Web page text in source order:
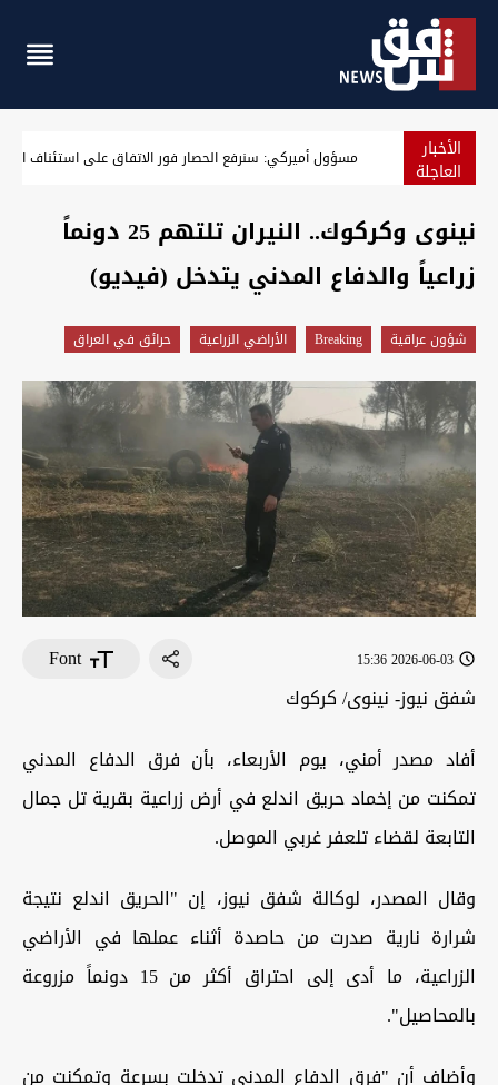
الأخبار
العاجلة اعتقال مدير بلدية الناصرية الأسبق والعثور على 600 معاملة قطعة أرض
نينوى وكركوك.. النيران تلتهم 25 دونماً
زراعياً والدفاع المدني يتدخل (فيديو)
شؤون عراقية Breaking الأراضي الزراعية حرائق في العراق
2026-06-03 15:36
Font
شفق نيوز- نينوى/ كركوك
أفاد مصدر أمني، يوم الأربعاء، بأن فرق الدفاع المدني
تمكنت من إخماد حريق اندلع في أرض زراعية بقرية تل جمال
التابعة لقضاء تلعفر غربي الموصل.
وقال المصدر، لوكالة شفق نيوز، إن "الحريق اندلع نتيجة
شرارة نارية صدرت من حاصدة أثناء عملها في الأراضي
الزراعية، ما أدى إلى احتراق أكثر من 15 دونماً مزروعة
بالمحاصيل".
وأضاف أن "فرق الدفاع المدني تدخلت بسرعة وتمكنت من